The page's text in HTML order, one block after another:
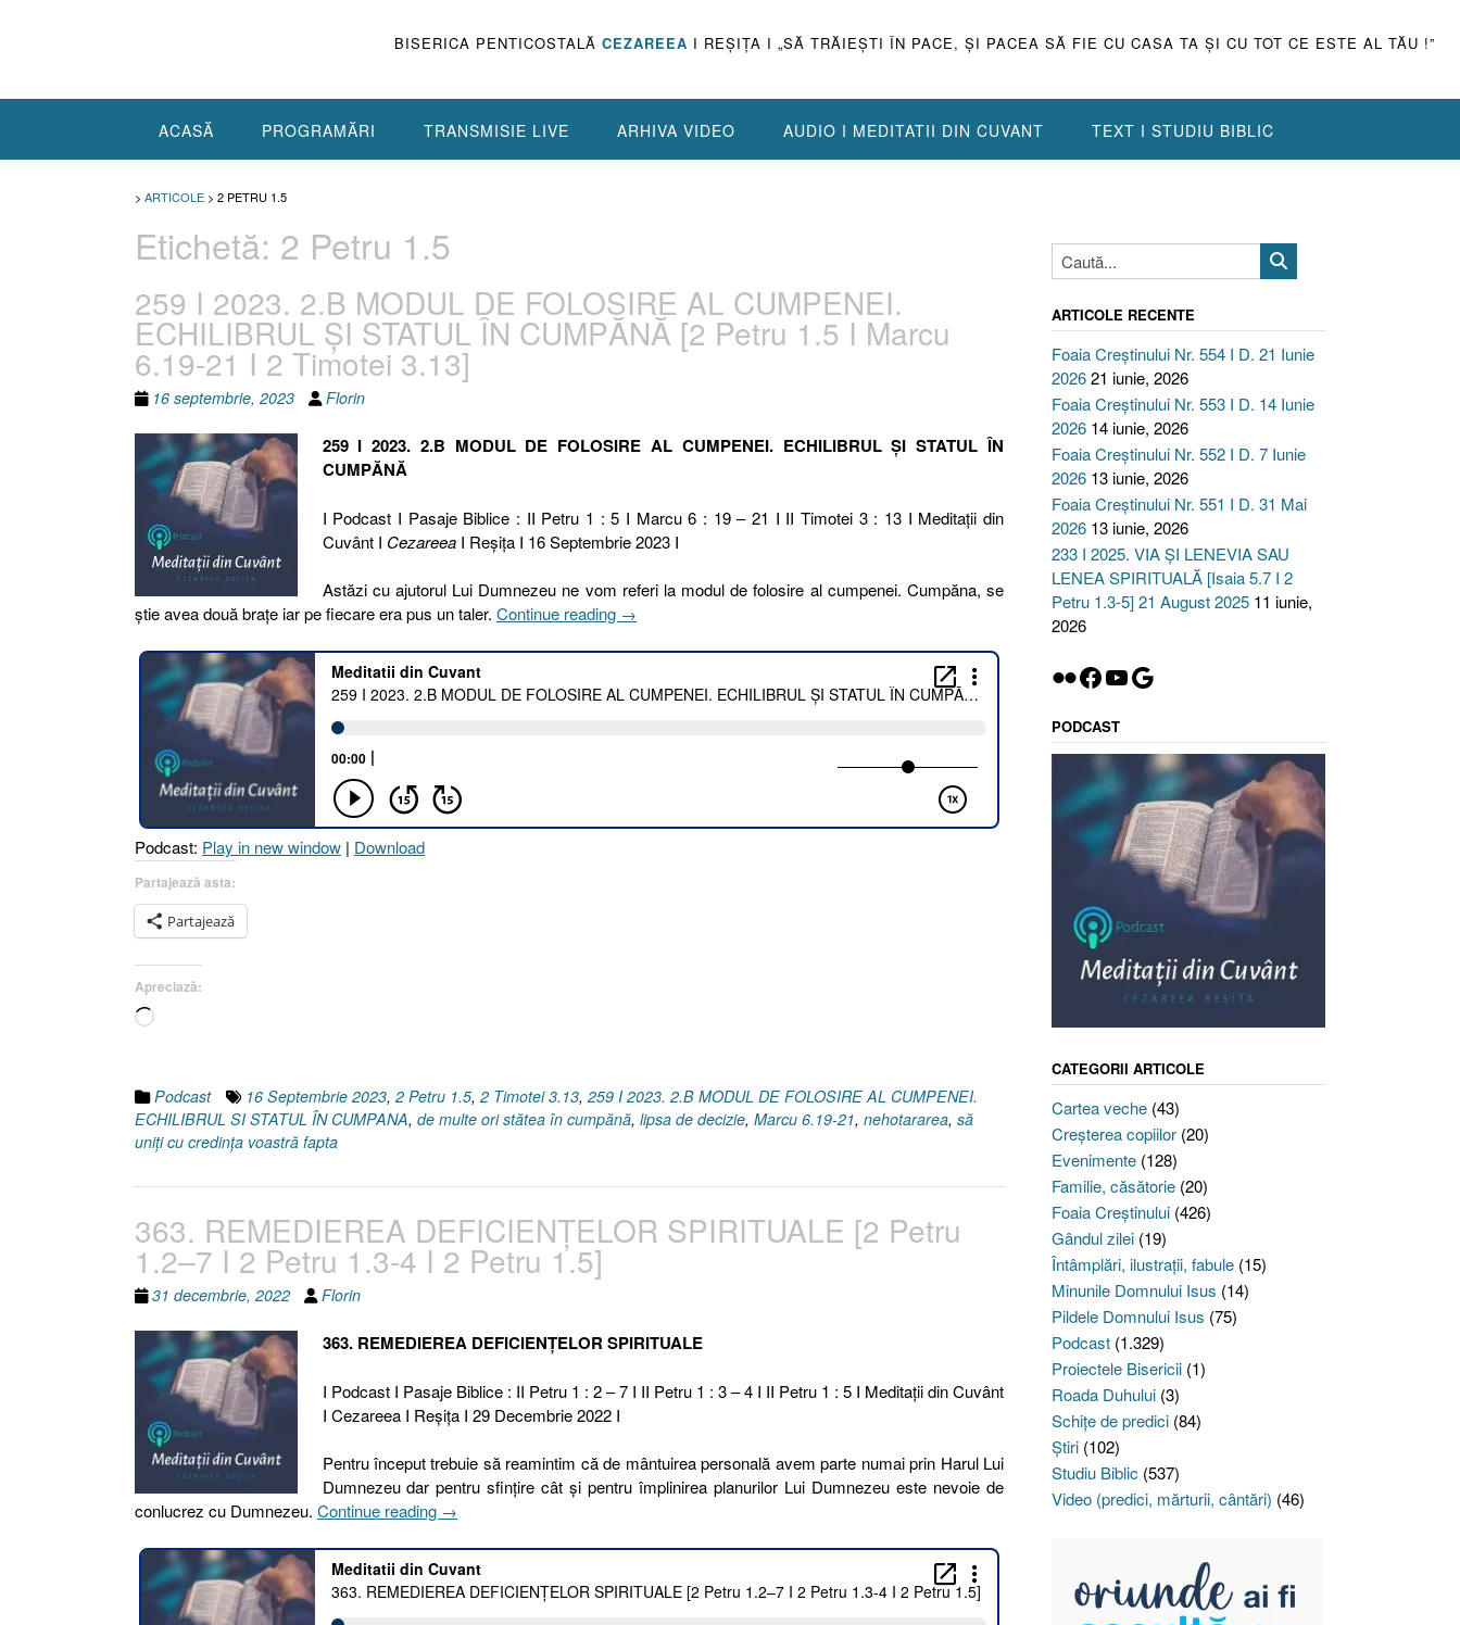
BISERICA PENTICOSTALĂ CEZAREEA I REŞIŢA I „SĂ TRĂIEŞTI ÎN PACE, ŞI PACEA SĂ FIE CU CASA TA ŞI CU TOT CE ESTE AL TĂU !”
ACASĂ PROGRAMĂRI TRANSMISIE LIVE ARHIVA VIDEO AUDIO I MEDITATII DIN CUVANT TEXT I STUDIU BIBLIC
> ARTICOLE > 2 PETRU 1.5
Etichetă: 2 Petru 1.5
259 I 2023. 2.B MODUL DE FOLOSIRE AL CUMPENEI.
ECHILIBRUL ȘI STATUL ÎN CUMPĂNĂ [2 Petru 1.5 I Marcu
6.19-21 I 2 Timotei 3.13]
16 septembrie, 2023 Florin
259 I 2023. 2.B MODUL DE FOLOSIRE AL CUMPENEI. ECHILIBRUL ȘI STATUL ÎN
CUMPĂNĂ
I Podcast I Pasaje Biblice : II Petru 1 : 5 I Marcu 6 : 19 – 21 I II Timotei 3 : 13 I Meditaţii din
Cuvânt I CezareeaI Reşiţa I 16 Septembrie 2023 I
Astăzi cu ajutorul Lui Dumnezeu ne vom referi la modul de folosire al cumpenei. Cumpăna, se
știe avea două brațe iar pe fiecare era pus un taler. Continue reading „259
2023.
2.B
MODUL
ECHILIBRUL
21
I
3.13]”
→
Podcast: Play in new window | Download
Partajează asta:
Partajează
Apreciază:
Încarc...
Podcast 16 Septembrie 2023, 2 Petru 1.5, 2 Timotei 3.13, 259 I 2023. 2.B MODUL DE FOLOSIRE AL CUMPENEI.
ECHILIBRUL SI STATUL ÎN CUMPANA, de multe ori stătea în cumpănă, lipsa de decizie, Marcu 6.19-21, nehotararea, să
uniţi cu credinţa voastră fapta
363. REMEDIEREA DEFICIENȚELOR SPIRITUALE [2 Petru
1.2–7 I 2 Petru 1.3-4 I 2 Petru 1.5]
31 decembrie, 2022 Florin
363. REMEDIEREA DEFICIENȚELOR SPIRITUALE
I Podcast I Pasaje Biblice : II Petru 1 : 2 – 7 I II Petru 1 : 3 – 4 I II Petru 1 : 5 I Meditaţii din Cuvânt
I Cezareea I Reşiţa I 29 Decembrie 2022 I
Pentru început trebuie să reamintim că de mântuirea personală avem parte numai prin Harul Lui
Dumnezeu dar pentru sfințire cât și pentru împlinirea planurilor Lui Dumnezeu este nevoie de
conlucrez cu Dumnezeu. Continue reading „363.
DEFICIENȚELOR
SPIRITUALE
[2
→
ARTICOLE RECENTE
Foaia Creștinului Nr. 554 I D. 21 Iunie
202621 iunie, 2026
Foaia Creștinului Nr. 553 I D. 14 Iunie
2026 14 iunie, 2026
Foaia Creștinului Nr. 552 I D. 7 Iunie
2026 13 iunie, 2026
Foaia Creștinului Nr. 551 I D. 31 Mai
2026 13 iunie, 2026
233 I 2025. VIA ȘI LENEVIA SAU
LENEA SPIRITUALĂ [Isaia 5.7 I 2
Petru 1.3-5] 21 August 2025 11 iunie,
2026
Flickr
Facebook
YouTube
Google
PODCAST
CATEGORII ARTICOLE
Cartea veche(43)
Creşterea copiilor(20)
Evenimente(128)
Familie, căsătorie(20)
Foaia Creştinului(426)
Gândul zilei(19)
Întâmplări, ilustraţii, fabule(15)
Minunile Domnului Isus (14)
Pildele Domnului Isus (75)
Podcast(1.329)
Proiectele Bisericii(1)
Roada Duhului(3)
Schiţe de predici(84)
Ştiri(102)
Studiu Biblic (537)
Video (predici, mărturii, cântări) (46)